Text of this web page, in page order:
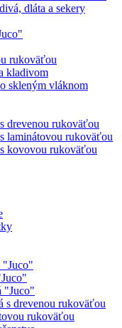
dláta a sekery
rukoväťou
kladivom
skleným vláknom
drevenou rukoväťou
laminátovou rukoväťou
kovovou rukoväťou
"Juco"
"Juco"
s drevenou rukoväťou
rukoväťou